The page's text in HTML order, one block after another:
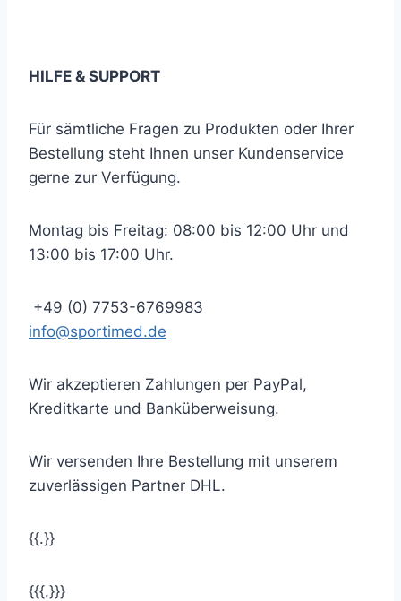
HILFE & SUPPORT
Für sämtliche Fragen zu Produkten oder Ihrer
Bestellung steht Ihnen unser Kundenservice
gerne zur Verfügung.
Montag bis Freitag: 08:00 bis 12:00 Uhr und
13:00 bis 17:00 Uhr.
+49 (0) 7753-6769983
info@sportimed.de
Wir akzeptieren Zahlungen per PayPal,
Kreditkarte und Banküberweisung.
Wir versenden Ihre Bestellung mit unserem
zuverlässigen Partner DHL.
{{.}}
{{{.}}}